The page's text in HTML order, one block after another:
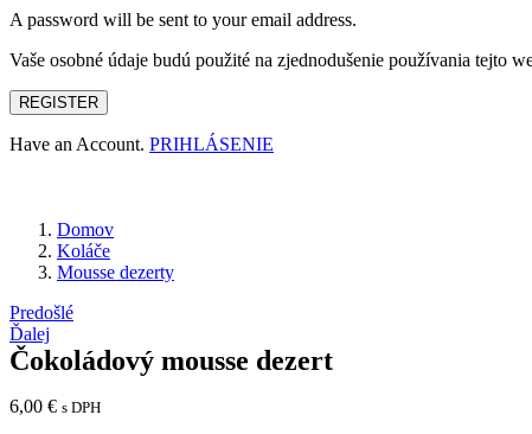
A password will be sent to your email address.
Vaše osobné údaje budú použité na zjednodušenie používania tejto
REGISTER
Have an Account. PRIHLÁSENIE
Domov
Koláče
Mousse dezerty
Navigácia
v
článku
Predošlé
Ďalej
Čokoládový mousse dezert
6,00 € s DPH